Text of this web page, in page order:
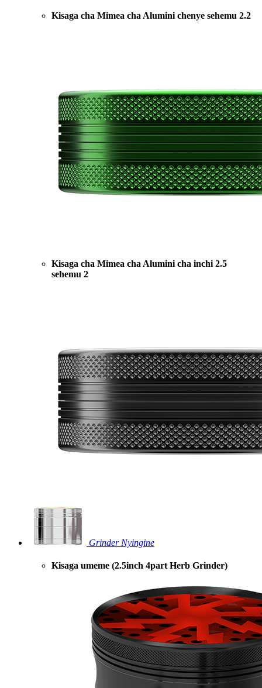
Kisaga cha Mimea cha Alumini chenye sehemu 2.2
Kisaga cha Mimea cha Alumini cha inchi 2.5
sehemu 2
Grinder Nyingine
Kisaga umeme (2.5inch 4part Herb Grinder)